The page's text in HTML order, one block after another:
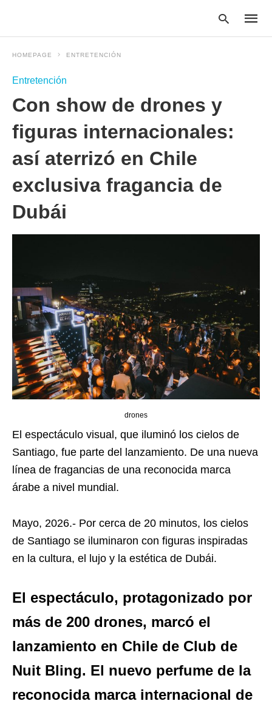
HOMEPAGE ENTRETENCIÓN
Entretención
Con show de drones y
figuras internacionales:
así aterrizó en Chile
exclusiva fragancia de
Dubái
drones
El espectáculo visual, que iluminó los cielos de
Santiago, fue parte del lanzamiento. De una nueva
línea de fragancias de una reconocida marca
árabe a nivel mundial.
Mayo, 2026.- Por cerca de 20 minutos, los cielos
de Santiago se iluminaron con figuras inspiradas
en la cultura, el lujo y la estética de Dubái.
El espectáculo, protagonizado por
más de 200 drones, marcó el
lanzamiento en Chile de Club de
Nuit Bling. El nuevo perfume de la
reconocida marca internacional de